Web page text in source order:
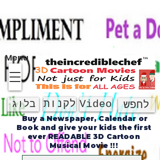
על אודות
לקנות
Menu
Video בלוג
Buy a Newspaper, Calendar or
Book and give your kids the first
ever READABLE 3D Cartoon
Musical Movie !!!
לחפש